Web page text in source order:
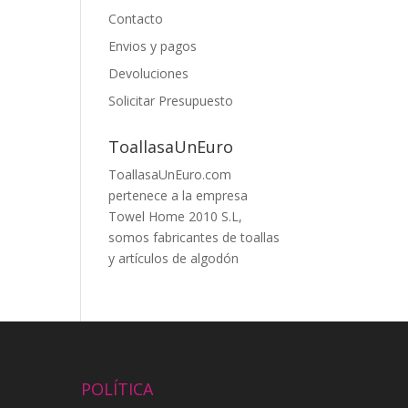
Contacto
Envios y pagos
Devoluciones
Solicitar Presupuesto
ToallasaUnEuro
ToallasaUnEuro.com
pertenece a la empresa
Towel Home 2010 S.L,
somos fabricantes de toallas
y artículos de algodón
POLÍTICA